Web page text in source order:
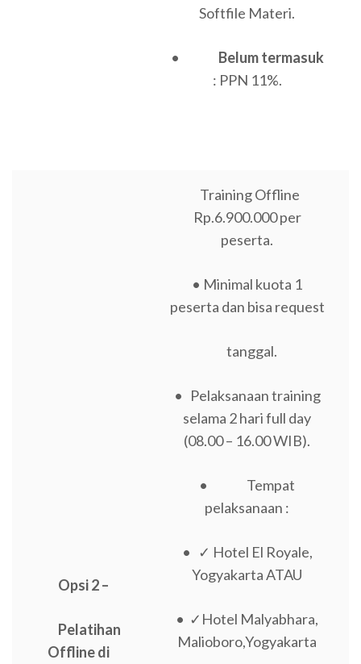
Softfile Materi.
• Belum termasuk
: PPN 11%.
Opsi 2 –
Pelatihan
Offline di
Training Offline
Rp.6.900.000 per
peserta.
• Minimal kuota 1
peserta dan bisa request
tanggal.
• Pelaksanaan training
selama 2 hari full day
(08.00 – 16.00 WIB).
• Tempat
pelaksanaan :
• ✓ Hotel El Royale,
Yogyakarta ATAU
• ✓Hotel Malyabhara,
Malioboro,Yogyakarta